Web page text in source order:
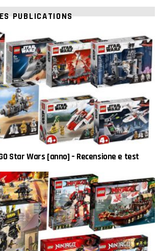
PUBLICATIONS
Star Wars [anno] – Recensione e test